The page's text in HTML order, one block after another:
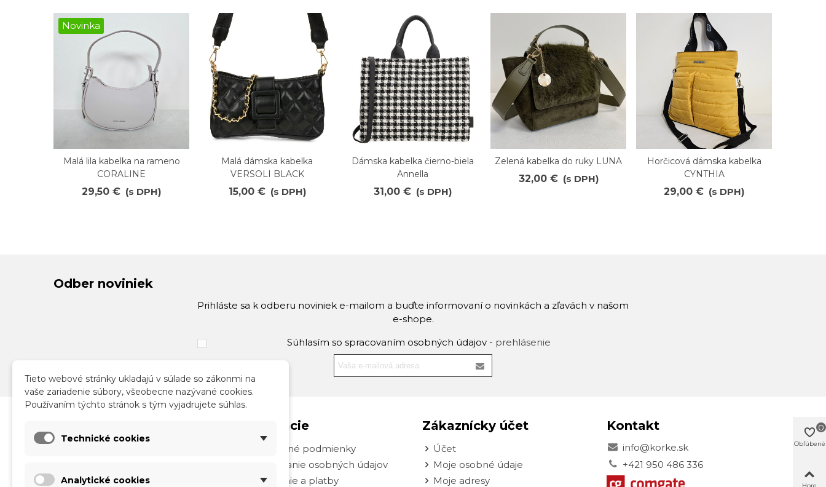
Novinka
Obľúbené
Malá lila kabelka na rameno
CORALINE
29,50 € (s DPH)
Obľúbené
Malá dámska kabelka
VERSOLI BLACK
15,00 € (s DPH)
Obľúbené
Dámska kabelka čierno-biela
Annella
31,00 € (s DPH)
Obľúbené
Zelená kabelka do ruky LUNA
32,00 € (s DPH)
Obľúbené
Horčicová dámska kabelka
CYNTHIA
29,00 € (s DPH)
Odber noviniek
Prihláste sa k odberu noviniek e-mailom a buďte informovaní o novinkách a zľavách v našom
e-shope.
Súhlasím so spracovaním osobných údajov - prehlásenie
Kontakt
Informácie
Obchodné podmienky
Spracovanie osobných údajov
Doručenie a platby
Zákaznícky účet
Účet
Moje osobné údaje
Moje adresy
Kontakt
info@korke.sk
+421 950 486 336
Obľúbené
0
Tieto webové stránky ukladajú v súlade so zákonmi na
vaše zariadenie súbory, všeobecne nazývané cookies.
Používaním týchto stránok s tým vyjadrujete súhlas.
Technické cookies
Analytické cookies